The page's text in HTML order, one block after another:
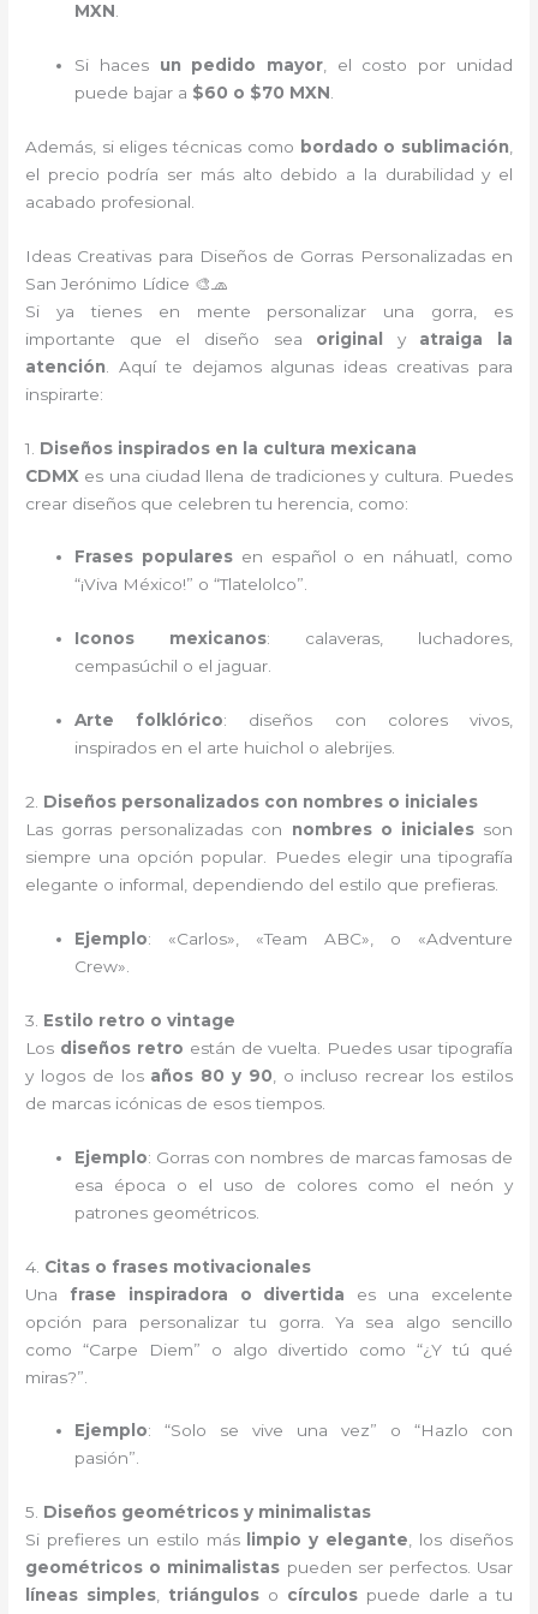
MXN
Si haces un pedido mayor , el costo por unidad
puede bajar a $60 o $70 MXN
Además, si eliges técnicas como bordado o sublimación
el precio podría ser más alto debido a la durabilidad y el
acabado profesional.
Ideas Creativas para Diseños de Gorras Personalizadas en
San Jerónimo Lídice 🎨🧢
Si ya tienes en mente personalizar una gorra, es
importante que el diseño sea original y atraiga la
atención . Aquí te dejamos algunas ideas creativas para
inspirarte:
1. Diseños inspirados en la cultura mexicana
CDMX es una ciudad llena de tradiciones y cultura. Puedes
crear diseños que celebren tu herencia, como:
Frases popularesen español o en náhuatl, como
“¡Viva México!” o “Tlatelolco”.
Iconos mexicanos: calaveras, luchadores,
cempasúchil o el jaguar.
Arte folklórico: diseños con colores vivos,
inspirados en el arte huichol o alebrijes.
2. Diseños personalizados con nombres o iniciales
Las gorras personalizadas con nombres o inicialesson
siempre una opción popular. Puedes elegir una tipografía
elegante o informal, dependiendo del estilo que prefieras.
Ejemplo: «Carlos», «Team ABC», o «Adventure
Crew».
3. Estilo retro o vintage
Los diseños retro están de vuelta. Puedes usar tipografía
y logos de los años 80 y 90 , o incluso recrear los estilos
de marcas icónicas de esos tiempos.
Ejemplo: Gorras con nombres de marcas famosas de
esa época o el uso de colores como el neón y
patrones geométricos.
4. Citas o frases motivacionales
Una frase inspiradora o divertida es una excelente
opción para personalizar tu gorra. Ya sea algo sencillo
como “Carpe Diem” o algo divertido como “¿Y tú qué
miras?”.
Ejemplo: “Solo se vive una vez” o “Hazlo con
pasión”.
5. Diseños geométricos y minimalistas
Si prefieres un estilo más
limpio y elegante, los diseños
geométricos o minimalistas pueden ser perfectos. Usar
líneas simples, triángulos o círculos puede darle a tu